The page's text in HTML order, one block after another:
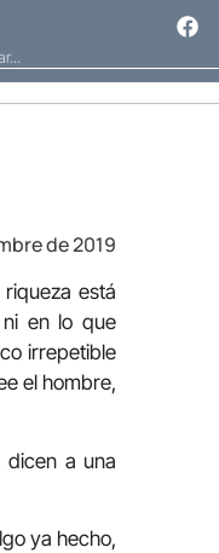
de 2019
está
en lo que
irrepetible
el hombre,
dicen a una
ya hecho,